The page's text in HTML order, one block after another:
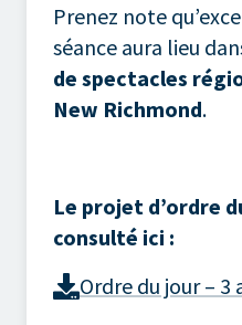
Prenez note
séance aura lieu
de spectacles
New Richmond.
Le projet d’ordre
consulté ici :
Ordre du jour – 3